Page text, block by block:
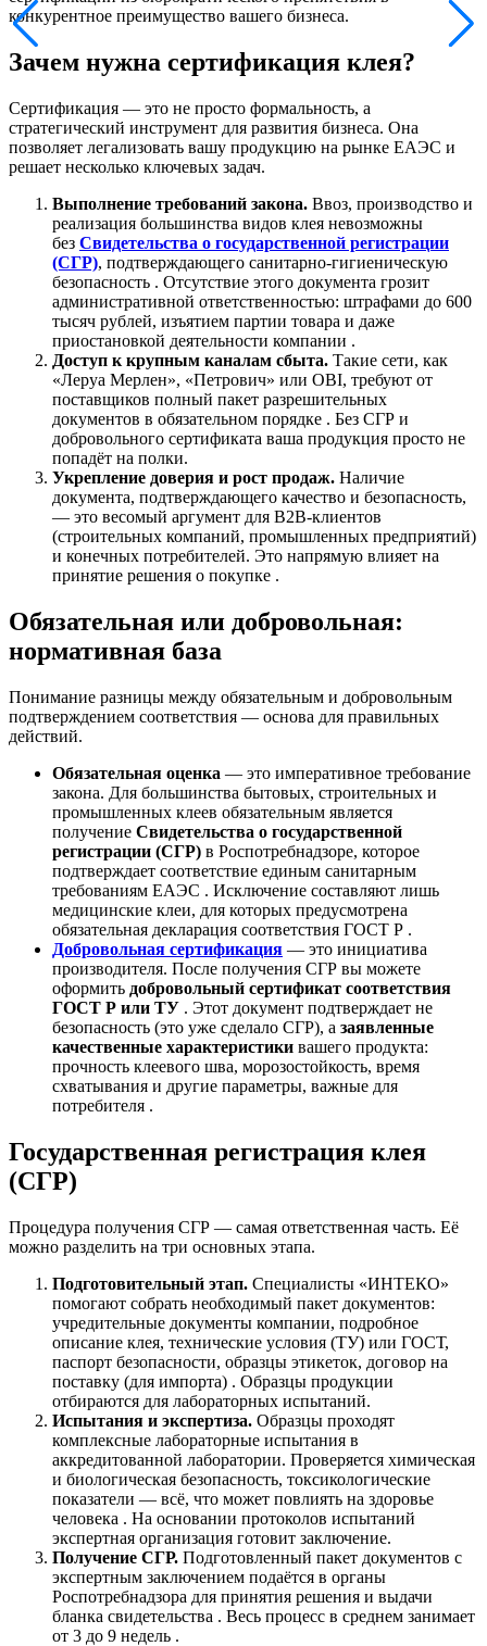
конкурентное преимущество вашего бизнеса.
Зачем нужна сертификация клея?
Сертификация — это не просто формальность, а
стратегический инструмент для развития бизнеса. Она
позволяет легализовать вашу продукцию на рынке ЕАЭС и
решает несколько ключевых задач.
Выполнение требований закона. Ввоз, производство и
реализация большинства видов клея невозможны
без Свидетельства о государственной регистрации
(СГР), подтверждающего санитарно-гигиеническую
безопасность . Отсутствие этого документа грозит
административной ответственностью: штрафами до 600
тысяч рублей, изъятием партии товара и даже
приостановкой деятельности компании .
Доступ к крупным каналам сбыта. Такие сети, как
«Леруа Мерлен», «Петрович» или OBI, требуют от
поставщиков полный пакет разрешительных
документов в обязательном порядке . Без СГР и
добровольного сертификата ваша продукция просто не
попадёт на полки.
Укрепление доверия и рост продаж. Наличие
документа, подтверждающего качество и безопасность,
— это весомый аргумент для B2B-клиентов
(строительных компаний, промышленных предприятий)
и конечных потребителей. Это напрямую влияет на
принятие решения о покупке .
Обязательная или добровольная:
нормативная база
Понимание разницы между обязательным и добровольным
подтверждением соответствия — основа для правильных
действий.
Обязательная оценка — это императивное требование
закона. Для большинства бытовых, строительных и
промышленных клеев обязательным является
получение Свидетельства о государственной
регистрации (СГР) в Роспотребнадзоре, которое
подтверждает соответствие единым санитарным
требованиям ЕАЭС . Исключение составляют лишь
медицинские клеи, для которых предусмотрена
обязательная декларация соответствия ГОСТ Р .
Добровольная сертификация — это инициатива
производителя. После получения СГР вы можете
оформить добровольный сертификат соответствия
ГОСТ Р или ТУ . Этот документ подтверждает не
безопасность (это уже сделало СГР), а заявленные
качественные характеристики вашего продукта:
прочность клеевого шва, морозостойкость, время
схватывания и другие параметры, важные для
потребителя .
Государственная регистрация клея
(СГР)
Процедура получения СГР — самая ответственная часть. Её
можно разделить на три основных этапа.
Подготовительный этап. Специалисты «ИНТЕКО»
помогают собрать необходимый пакет документов:
учредительные документы компании, подробное
описание клея, технические условия (ТУ) или ГОСТ,
паспорт безопасности, образцы этикеток, договор на
поставку (для импорта) . Образцы продукции
отбираются для лабораторных испытаний.
Испытания и экспертиза. Образцы проходят
комплексные лабораторные испытания в
аккредитованной лаборатории. Проверяется химическая
и биологическая безопасность, токсикологические
показатели — всё, что может повлиять на здоровье
человека . На основании протоколов испытаний
экспертная организация готовит заключение.
Получение СГР. Подготовленный пакет документов с
экспертным заключением подаётся в органы
Роспотребнадзора для принятия решения и выдачи
бланка свидетельства . Весь процесс в среднем занимает
от 3 до 9 недель .